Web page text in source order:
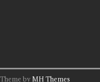
by MH Themes